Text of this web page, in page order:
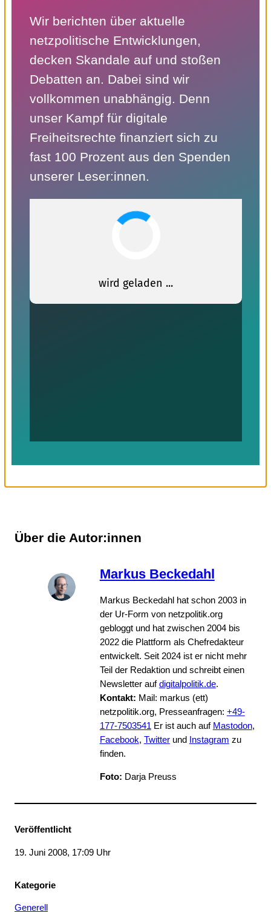
Wir berichten über aktuelle
netzpolitische Entwicklungen,
decken Skandale auf und stoßen
Debatten an. Dabei sind wir
vollkommen unabhängig. Denn
unser Kampf für digitale
Freiheitsrechte finanziert sich zu
fast 100 Prozent aus den Spenden
unserer Leser:innen.
Über die Autor:innen
Markus Beckedahl
Markus Beckedahl hat schon 2003 in
der Ur-Form von netzpolitik.org
gebloggt und hat zwischen 2004 bis
2022 die Plattform als Chefredakteur
entwickelt. Seit 2024 ist er nicht mehr
Teil der Redaktion und schreibt einen
Newsletter aufdigitalpolitik.de.
Kontakt: Mail: markus (ett)
netzpolitik.org, Presseanfragen: +49-
177-7503541 Er ist auch auf Mastodon,
Facebook, Twitterund Instagram zu
finden.
Foto: Darja Preuss
Veröffentlicht
19. Juni 2008, 17:09 Uhr
Kategorie
Generell